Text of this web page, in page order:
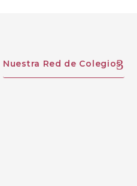
Nuestra Red de Colegios